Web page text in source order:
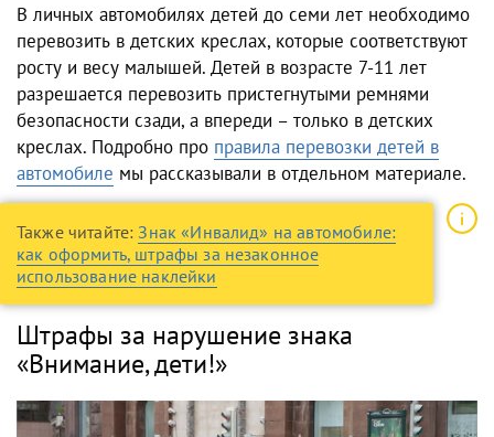
В личных автомобилях детей до семи лет необходимо
перевозить в детских креслах, которые соответствуют
росту и весу малышей. Детей в возрасте 7-11 лет
разрешается перевозить пристегнутыми ремнями
безопасности сзади, а впереди – только в детских
креслах. Подробно про правила перевозки детей в
автомобиле мы рассказывали в отдельном материале.
Также читайте:Знак «Инвалид» на автомобиле:
как оформить, штрафы за незаконное
использование наклейки
Штрафы за нарушение знака
«Внимание, дети!»